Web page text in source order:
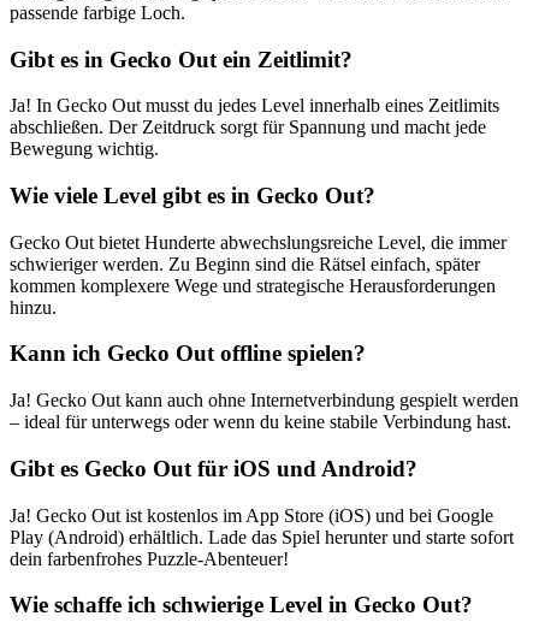
passende farbige Loch.
Gibt es in Gecko Out ein Zeitlimit?
Ja! In Gecko Out musst du jedes Level innerhalb eines Zeitlimits
abschließen. Der Zeitdruck sorgt für Spannung und macht jede
Bewegung wichtig.
Wie viele Level gibt es in Gecko Out?
Gecko Out bietet Hunderte abwechslungsreiche Level, die immer
schwieriger werden. Zu Beginn sind die Rätsel einfach, später
kommen komplexere Wege und strategische Herausforderungen
hinzu.
Kann ich Gecko Out offline spielen?
Ja! Gecko Out kann auch ohne Internetverbindung gespielt werden
– ideal für unterwegs oder wenn du keine stabile Verbindung hast.
Gibt es Gecko Out für iOS und Android?
Ja! Gecko Out ist kostenlos im App Store (iOS) und bei Google
Play (Android) erhältlich. Lade das Spiel herunter und starte sofort
dein farbenfrohes Puzzle-Abenteuer!
Wie schaffe ich schwierige Level in Gecko Out?